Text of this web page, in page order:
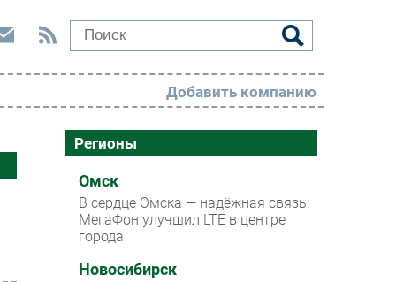
РАЗДЕЛЫ
Новости
Аналитика
Интервью
Мероприятия
Добавить компанию
Регионы
Омск
В сердце Омска — надёжная связь:
МегаФон улучшил LTE в центре
города
Новосибирск